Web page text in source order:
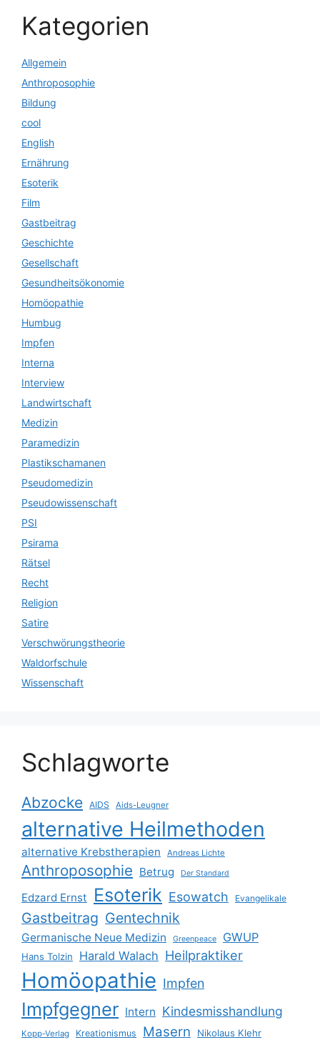
Kategorien
Allgemein
Anthroposophie
Bildung
cool
English
Ernährung
Esoterik
Film
Gastbeitrag
Geschichte
Gesellschaft
Gesundheitsökonomie
Homöopathie
Humbug
Impfen
Interna
Interview
Landwirtschaft
Medizin
Paramedizin
Plastikschamanen
Pseudomedizin
Pseudowissenschaft
PSI
Psirama
Rätsel
Recht
Religion
Satire
Verschwörungstheorie
Waldorfschule
Wissenschaft
Schlagworte
Abzocke AIDS Aids-Leugner
alternative Heilmethoden
alternative Krebstherapien Andreas Lichte
Anthroposophie Betrug Der Standard
Edzard Ernst Esoterik Esowatch Evangelikale
Gastbeitrag Gentechnik
Germanische Neue Medizin Greenpeace GWUP
Hans Tolzin Harald Walach Heilpraktiker
Homöopathie Impfen
Impfgegner Intern Kindesmisshandlung
Kopp-Verlag Kreationismus Masern Nikolaus Klehr